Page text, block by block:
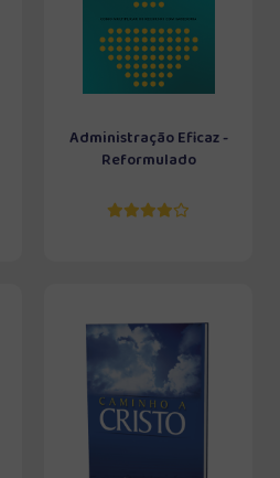
Administração Eficaz -
Reformulado